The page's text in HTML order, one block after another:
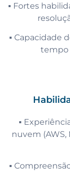
▪️ Fortes
▪️ Capacidade
tempo
▪️
nuvem (AWS,
▪️